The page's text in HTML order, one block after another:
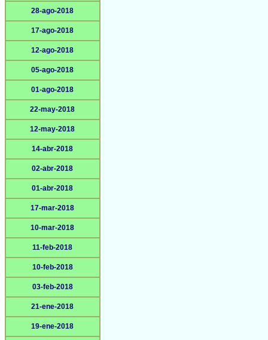
28-ago-2018
17-ago-2018
12-ago-2018
05-ago-2018
01-ago-2018
22-may-2018
12-may-2018
14-abr-2018
02-abr-2018
01-abr-2018
17-mar-2018
10-mar-2018
11-feb-2018
10-feb-2018
03-feb-2018
21-ene-2018
19-ene-2018